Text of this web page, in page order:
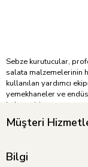
Sebze kurutucular,
salata malzemelerinin
kullanılan yardımcı
yemekhaneler ve
hale getirir.
Marul, roka, maydanoz,
sağlanır. Ayrıca fazla
Müşteri
Bilgi